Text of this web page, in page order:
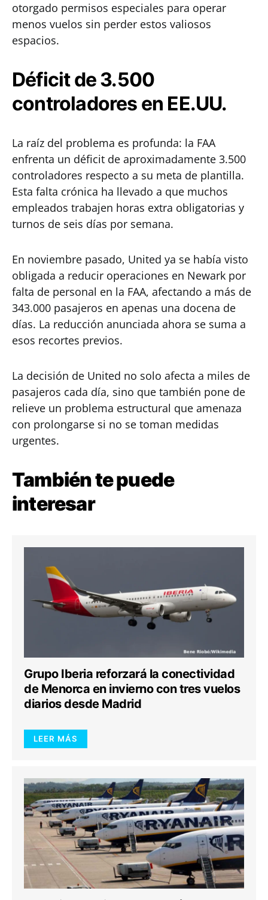
otorgado permisos especiales para operar
menos vuelos sin perder estos valiosos
espacios.
Déficit de 3.500
controladores en EE.UU.
La raíz del problema es profunda: la FAA
enfrenta un déficit de aproximadamente 3.500
controladores respecto a su meta de plantilla.
Esta falta crónica ha llevado a que muchos
empleados trabajen horas extra obligatorias y
turnos de seis días por semana.
En noviembre pasado, United ya se había visto
obligada a reducir operaciones en Newark por
falta de personal en la FAA, afectando a más de
343.000 pasajeros en apenas una docena de
días. La reducción anunciada ahora se suma a
esos recortes previos.
La decisión de United no solo afecta a miles de
pasajeros cada día, sino que también pone de
relieve un problema estructural que amenaza
con prolongarse si no se toman medidas
urgentes.
También te puede
interesar
Grupo Iberia reforzará la conectividad
de Menorca en invierno con tres vuelos
diarios desde Madrid
LEER MÁS